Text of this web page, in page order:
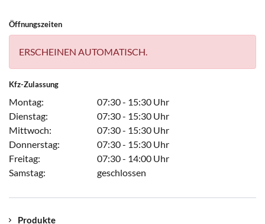
Öffnungszeiten
ERSCHEINEN AUTOMATISCH.
Kfz-Zulassung
Montag:
07:30 - 15:30 Uhr
Dienstag:
07:30 - 15:30 Uhr
Mittwoch:
07:30 - 15:30 Uhr
Donnerstag:
07:30 - 15:30 Uhr
Freitag:
07:30 - 14:00 Uhr
Samstag:
geschlossen
Produkte